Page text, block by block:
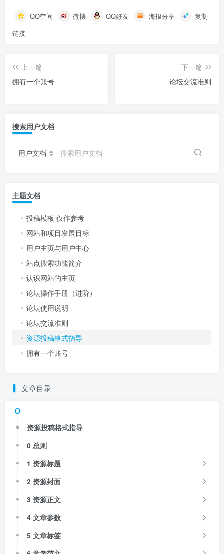
QQ空间 微博 QQ好友 海报分享
复制
链接
上一篇
拥有一个账号
下一篇
论坛交流准则
搜索用户文档
用户文档 搜索用户文档
主题文档
投稿模板 仅作参考
网站和项目发展目标
用户主页与用户中心
站点搜索功能简介
认识网站的主页
论坛操作手册（进阶）
论坛使用说明
论坛交流准则
资源投稿格式指导
拥有一个账号
文章目录
资源投稿格式指导
0 总则
1 资源标题
2 资源封面
3 资源正文
4 文章参数
5 文章标签